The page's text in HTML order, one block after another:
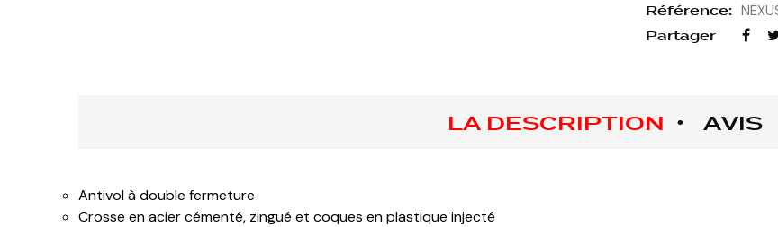
Référence:
Partager
LA DESCRIPTION AVIS
Antivol à double fermeture
Crosse en acier cémenté, zingué et coques en plastique injecté